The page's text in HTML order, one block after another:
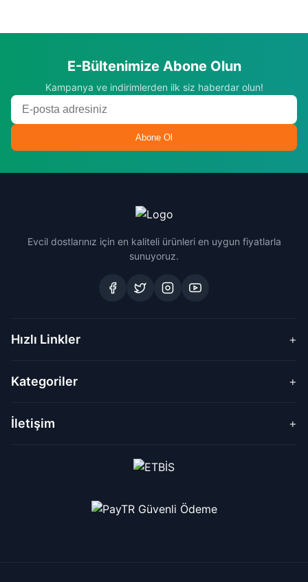
E-Bültenimize Abone Olun
Kampanya ve indirimlerden ilk siz haberdar olun!
Abone Ol
Evcil dostlarınız için en kaliteli ürünleri en uygun fiyatlarla
sunuyoruz.
Hızlı Linkler +
Kategoriler +
İletişim +